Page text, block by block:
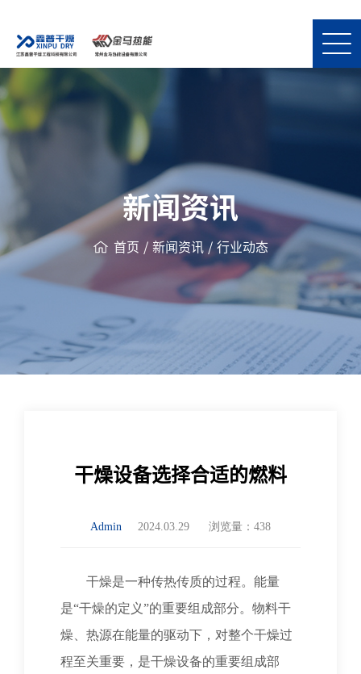
新闻资讯
首页 / 新闻资讯 / 行业动态
干燥设备选择合适的燃料
Admin 2024.03.29 浏览量：438
干燥是一种传热传质的过程。能量
是“干燥的定义”的重要组成部分。物料干
燥、热源在能量的驱动下，对整个干燥过
程至关重要，是干燥设备的重要组成部